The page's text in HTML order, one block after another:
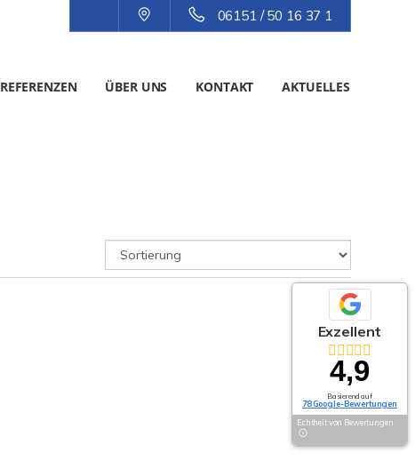
06151 / 50 16 37 1
REFERENZEN ÜBER UNS KONTAKT AKTUELLES
Exzellent
4,9
Basierend auf
78 Google-Bewertungen
Echtheit von Bewertungen